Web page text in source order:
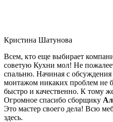
Кристина Шатунова
Всем, кто еще выбирает
советую Кухни мол! Не
спальню. Начиная с обсуждения
монтажом никаких проблем не
быстро и качественно. К тому
Огромное спасибо сборщику
Это мастер своего дела! Всю
здесь.